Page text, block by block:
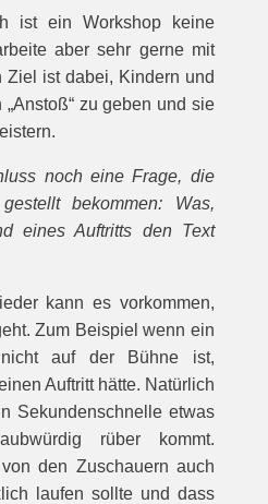
ist ein Workshop keine
aber sehr gerne mit
Ziel ist dabei, Kindern und
zu geben und sie
noch eine Frage, die
bekommen: Was,
eines Auftritts den Text
kann es vorkommen,
Zum Beispiel wenn ein
auf der Bühne ist,
Auftritt hätte. Natürlich
Sekundenschnelle etwas
rüber kommt.
den Zuschauern auch
laufen sollte und dass